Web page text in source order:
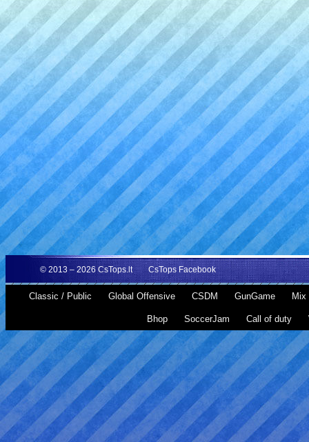
© 2013 – 2026 CsTops.lt CsTops Facebook
Classic / Public Global Offensive CSDM GunGame Mix
Bhop SoccerJam Call of duty